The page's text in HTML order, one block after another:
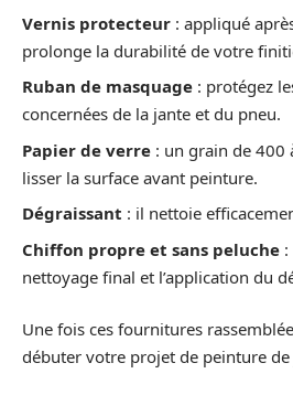
Vernis protecteur : appliqué
prolonge la durabilité de votre
Ruban de masquage : protégez
concernées de la jante et du pneu.
Papier de verre : un grain de 400
lisser la surface avant peinture.
Dégraissant : il nettoie
Chiffon propre et sans peluche
nettoyage final et l’application du
Une fois ces fournitures
débuter votre projet de peinture de